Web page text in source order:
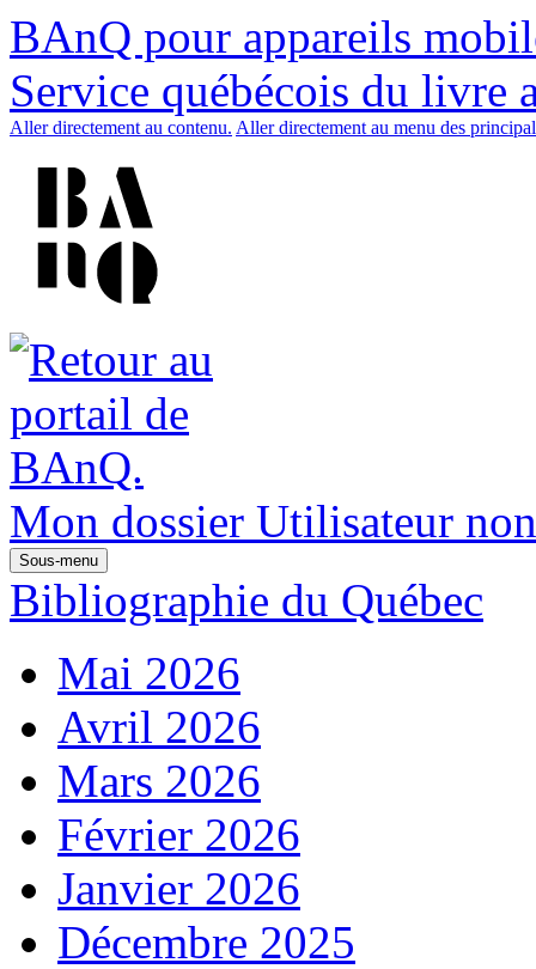
BAnQ pour appareils
Service québécois du livre
Aller directement au contenu. Aller directement au menu des
Mon dossier Utilisateur
Sous-menu
Bibliographie du Québec
Mai 2026
Avril 2026
Mars 2026
Février 2026
Janvier 2026
Décembre 2025